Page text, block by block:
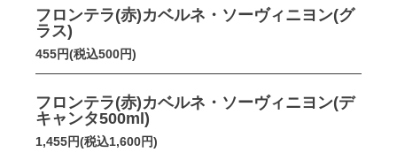
フロンテラ(赤)カベルネ・ソーヴィニヨン(グ
ラス)
455円(税込500円)
フロンテラ(赤)カベルネ・ソーヴィニヨン(デ
キャンタ500ml)
1,455円(税込1,600円)